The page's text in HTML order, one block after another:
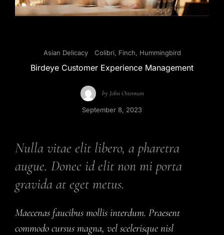
Asian Delicacy Colibri, Finch, Hummingbird
Birdeye Customer Experience Management
byJohn Osterman
September 8, 2023
Nulla vitae elit libero, a pharetra
augue. Donec id elit non mi porta
gravida at eget metus.
Maecenas faucibus mollis interdum. Praesent
commodo cursus magna, vel scelerisque nisl